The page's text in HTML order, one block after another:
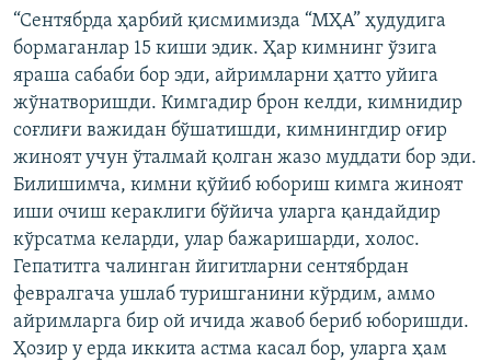
“Сентябрда ҳарбий қисмимизда “МҲА” ҳудудига
бормаганлар 15 киши эдик. Ҳар кимнинг ўзига
яраша сабаби бор эди, айримларни ҳатто уйига
жўнатворишди. Кимгадир брон келди, кимнидир
соғлиғи важидан бўшатишди, кимнингдир оғир
жиноят учун ўталмай қолган жазо муддати бор эди.
Билишимча, кимни қўйиб юбориш кимга жиноят
иши очиш кераклиги бўйича уларга қандайдир
кўрсатма келарди, улар бажаришарди, холос.
Гепатитга чалинган йигитларни сентябрдан
февралгача ушлаб туришганини кўрдим, аммо
айримларга бир ой ичида жавоб бериб юборишди.
Ҳозир у ерда иккита астма касал бор, уларга ҳам